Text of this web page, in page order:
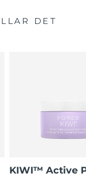
DET
KIWI™ Active